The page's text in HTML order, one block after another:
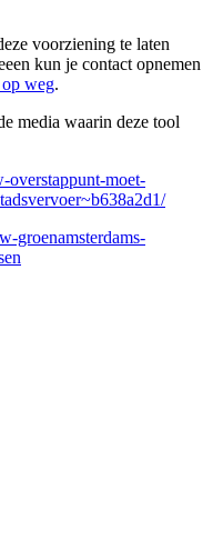
voorziening te laten
kun je contact opnemen
weg.
media waarin deze tool
overstappunt-moet-
groenamsterdams-